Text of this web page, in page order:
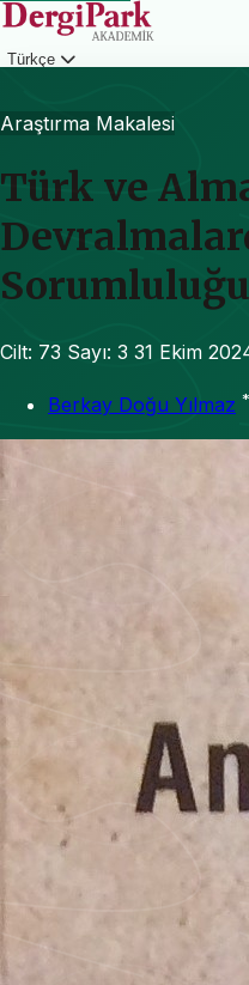
Türkçe
Araştırma Makalesi
Türk ve
Sorumluluğu
Cilt: 73 Sayı: 3 31 Ekim
Berkay Doğu Yılmaz *